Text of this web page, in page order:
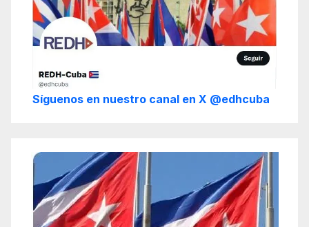
Síguenos en nuestro canal en X @edhcuba